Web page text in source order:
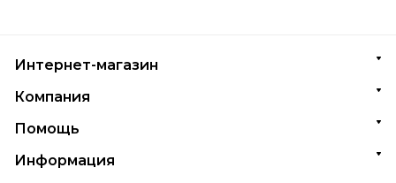
Интернет-магазин
Компания
Помощь
Информация